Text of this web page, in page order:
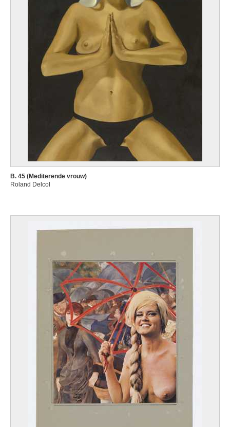
B. 45 (Mediterende vrouw)
Roland Delcol